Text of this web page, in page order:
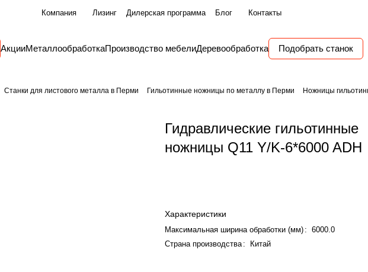
Компания Лизинг Дилерская программа Блог Контакты
АкцииМеталлообработкаПроизводство мебелиДеревообработка Подобрать станок
Станки для листового металла в Перми Гильотинные ножницы по металлу в Перми Ножницы
Гидравлические гильотинные
ножницы Q11 Y/K-6*6000 ADH
Характеристики
Максимальная ширина обработки (мм) :
6000.0
Страна производства: Китай